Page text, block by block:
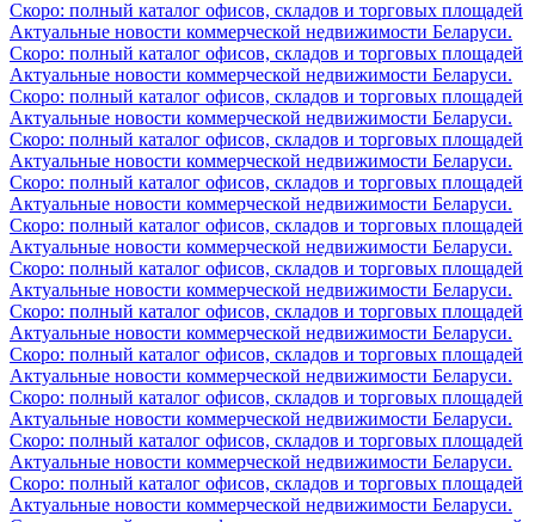
Скоро: полный каталог офисов, складов и торговых площадей
Актуальные новости коммерческой недвижимости Беларуси.
Скоро: полный каталог офисов, складов и торговых площадей
Актуальные новости коммерческой недвижимости Беларуси.
Скоро: полный каталог офисов, складов и торговых площадей
Актуальные новости коммерческой недвижимости Беларуси.
Скоро: полный каталог офисов, складов и торговых площадей
Актуальные новости коммерческой недвижимости Беларуси.
Скоро: полный каталог офисов, складов и торговых площадей
Актуальные новости коммерческой недвижимости Беларуси.
Скоро: полный каталог офисов, складов и торговых площадей
Актуальные новости коммерческой недвижимости Беларуси.
Скоро: полный каталог офисов, складов и торговых площадей
Актуальные новости коммерческой недвижимости Беларуси.
Скоро: полный каталог офисов, складов и торговых площадей
Актуальные новости коммерческой недвижимости Беларуси.
Скоро: полный каталог офисов, складов и торговых площадей
Актуальные новости коммерческой недвижимости Беларуси.
Скоро: полный каталог офисов, складов и торговых площадей
Актуальные новости коммерческой недвижимости Беларуси.
Скоро: полный каталог офисов, складов и торговых площадей
Актуальные новости коммерческой недвижимости Беларуси.
Скоро: полный каталог офисов, складов и торговых площадей
Актуальные новости коммерческой недвижимости Беларуси.